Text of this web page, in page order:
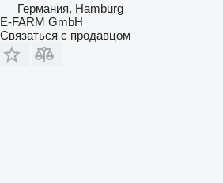
Германия, Hamburg
E-FARM GmbH
Связаться с продавцом